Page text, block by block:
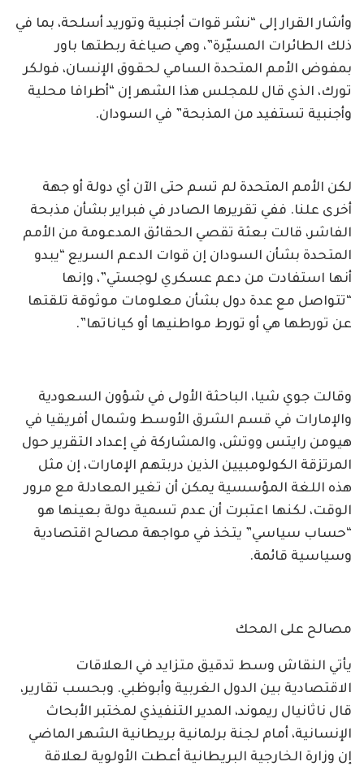
وأشار القرار إلى “نشر قوات أجنبية وتوريد أسلحة، بما في
ذلك الطائرات المسيّرة”، وهي صياغة ربطتها باور
بمفوض الأمم المتحدة السامي لحقوق الإنسان، فولكر
تورك، الذي قال للمجلس هذا الشهر إن “أطرافا محلية
وأجنبية تستفيد من المذبحة” في السودان.
لكن الأمم المتحدة لم تسم حتى الآن أي دولة أو جهة
أخرى علنا. ففي تقريرها الصادر في فبراير بشأن مذبحة
الفاشر، قالت بعثة تقصي الحقائق المدعومة من الأمم
المتحدة بشأن السودان إن قوات الدعم السريع “يبدو
أنها استفادت من دعم عسكري لوجستي”، وإنها
“تتواصل مع عدة دول بشأن معلومات موثوقة تلقتها
عن تورطها هي أو تورط مواطنيها أو كياناتها”.
وقالت جوي شيا، الباحثة الأولى في شؤون السعودية
والإمارات في قسم الشرق الأوسط وشمال أفريقيا في
هيومن رايتس ووتش، والمشاركة في إعداد التقرير حول
المرتزقة الكولومبيين الذين دربتهم الإمارات، إن مثل
هذه اللغة المؤسسية يمكن أن تغير المعادلة مع مرور
الوقت، لكنها اعتبرت أن عدم تسمية دولة بعينها هو
“حساب سياسي” يتخذ في مواجهة مصالح اقتصادية
وسياسية قائمة.
مصالح على المحك
يأتي النقاش وسط تدقيق متزايد في العلاقات
الاقتصادية بين الدول الغربية وأبوظبي. وبحسب تقارير،
قال ناثانيال ريموند، المدير التنفيذي لمختبر الأبحاث
الإنسانية، أمام لجنة برلمانية بريطانية الشهر الماضي
إن وزارة الخارجية البريطانية أعطت الأولوية لعلاقة